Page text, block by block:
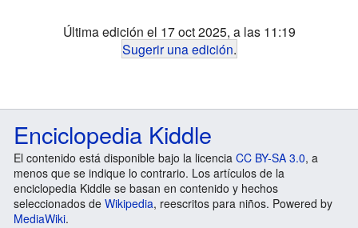
Última edición el 17 oct 2025, a las 11:19
Sugerir una edición.
Enciclopedia Kiddle
El contenido está disponible bajo la licencia CC BY-SA 3.0, a
menos que se indique lo contrario. Los artículos de la
enciclopedia Kiddle se basan en contenido y hechos
seleccionados de Wikipedia, reescritos para niños. Powered by
MediaWiki.